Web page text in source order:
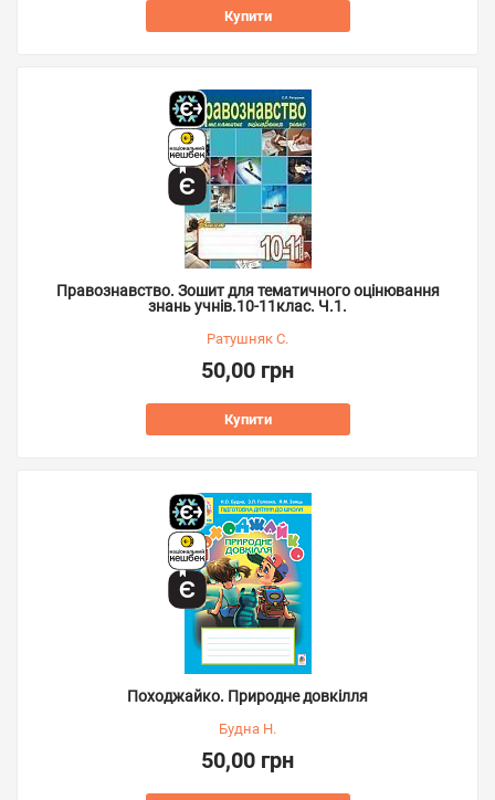
Купити
Правознавство. Зошит для тематичного оцінювання
знань учнів.10-11клас. Ч.1.
Ратушняк С.
50,00 грн
Купити
Походжайко. Природне довкілля
Будна Н.
50,00 грн